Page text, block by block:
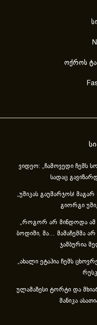
ოქროს
ვიდეო: „ჩამოვედი ჩემს
სადაც
„უშიკას გაუმარჯოს!
გიორგი
„როგორ არ მინდოდა ამ
ბოდიში, მა… მამაჩემმა
ჯამბურია
„ახა­ლი ეტა­პია ჩემს
ულამაზესი ტორტი და
მანიკა